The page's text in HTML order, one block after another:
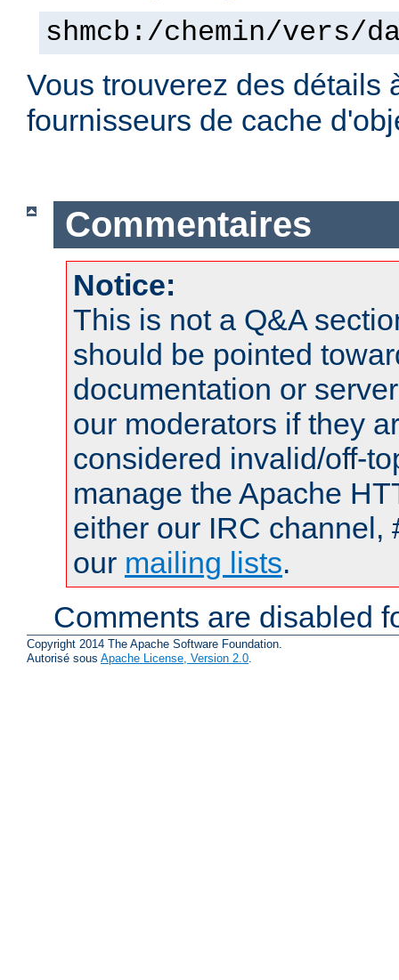
shmcb:/chemin/vers/
Vous trouverez des détails
fournisseurs de cache
Commentaires
Notice:
This is not a Q&A
should be pointed
documentation or
our moderators if they
considered invalid/off-
manage the Apache
either our IRC channel,
our mailing lists.
Comments are disabled
Copyright 2014 The Apache Software Foundation.
Autorisé sous Apache License, Version 2.0.